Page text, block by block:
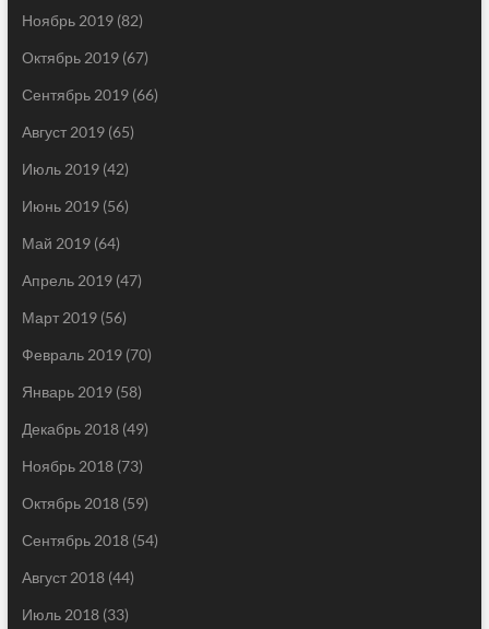
Ноябрь 2019(82)
Октябрь 2019(67)
Сентябрь 2019(66)
Август 2019(65)
Июль 2019(42)
Июнь 2019(56)
Май 2019(64)
Апрель 2019(47)
Март 2019(56)
Февраль 2019(70)
Январь 2019(58)
Декабрь 2018(49)
Ноябрь 2018(73)
Октябрь 2018(59)
Сентябрь 2018(54)
Август 2018(44)
Июль 2018(33)